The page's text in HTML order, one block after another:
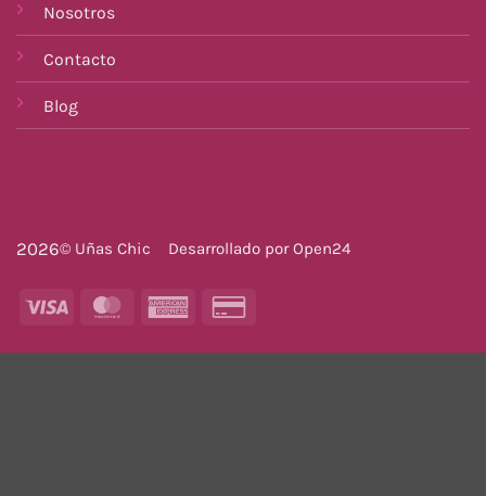
Nosotros
Contacto
Blog
2026© Uñas Chic Desarrollado porOpen24
Visa MasterCardAmerican